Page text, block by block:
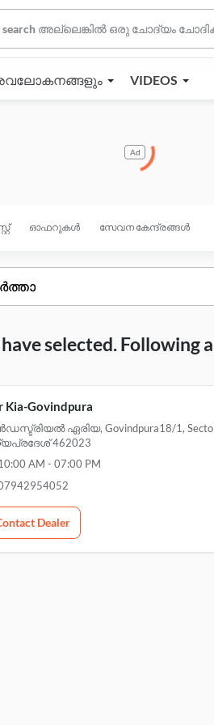
VIDEOS
Ad
ഓഫറുകൾ സേവന കേന്ദ്രങ്ങൾ
selected. Following
Kia-Govindpura
ഏരിയ, Govindpura18/1,
462023
AM - 07:00 PM
Dealer